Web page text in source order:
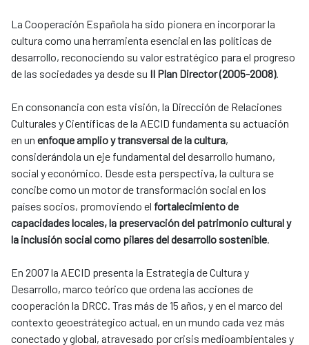
La Cooperación Española ha sido pionera en incorporar la
cultura como una herramienta esencial en las políticas de
desarrollo, reconociendo su valor estratégico para el progreso
de las sociedades ya desde su II Plan Director (2005-2008).
En consonancia con esta visión, la Dirección de Relaciones
Culturales y Científicas de la AECID fundamenta su actuación
en un enfoque amplio y transversal de la cultura,
considerándola un eje fundamental del desarrollo humano,
social y económico. Desde esta perspectiva, la cultura se
concibe como un motor de transformación social en los
países socios, promoviendo el fortalecimiento de
capacidades locales, la preservación del patrimonio cultural y
la inclusión social como pilares del desarrollo sostenible.
En 2007 la AECID presenta la Estrategia de Cultura y
Desarrollo, marco teórico que ordena las acciones de
cooperación la DRCC. Tras más de 15 años, y en el marco del
contexto geoestrátegico actual, en un mundo cada vez más
conectado y global, atravesado por crisis medioambientales y